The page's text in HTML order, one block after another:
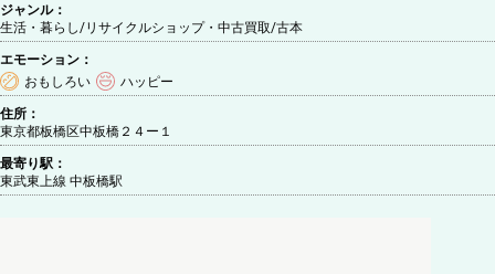
ジャンル：
生活・暮らし/リサイクルショップ・中古買取/古本
エモーション：
おもしろい
ハッピー
住所：
東京都板橋区中板橋２４ー１
最寄り駅：
東武東上線 中板橋駅